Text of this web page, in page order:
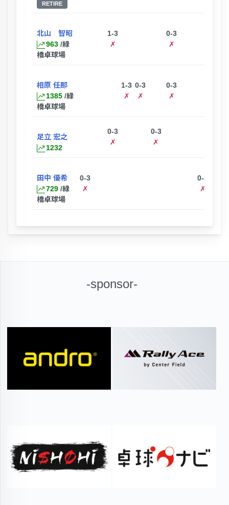
RETIRE
北山 智昭
963 /緑
橋卓球場
1-3
✗
0-3
✗
相原 任那
1385 /緑
橋卓球場
1-3
✗
0-3
✗
0-3
✗
足立 宏之
1232
0-3
✗
0-3
✗
田中 優希
729 /緑
橋卓球場
0-3
✗
0-3
✗
-sponsor-